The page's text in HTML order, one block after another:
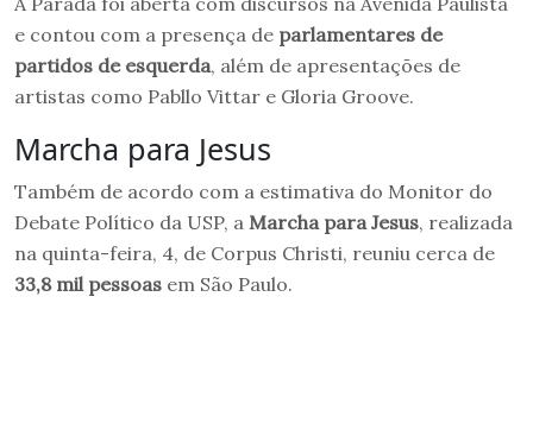
e contou com a presença de parlamentares de
partidos de esquerda, além de apresentações de
artistas como Pabllo Vittar e Gloria Groove.
Marcha para Jesus
Também de acordo com a estimativa do Monitor do
Debate Político da USP, a Marcha para Jesus, realizada
na quinta-feira, 4, de Corpus Christi, reuniu cerca de
33,8 mil pessoas em São Paulo.